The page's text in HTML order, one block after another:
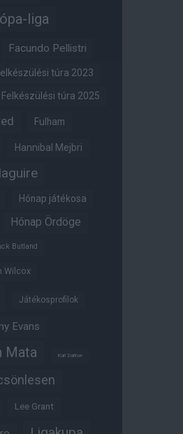
liga
Facundo Pellistri
túra 2023
Felkészülési túra 2025
Fulham
Hannibal Mejbri
Hónap játékosa
Hónap Ördöge
Butland
Wilcox
Játékosprofilok
Evans
Mata Karl Darlow
Lee Grant